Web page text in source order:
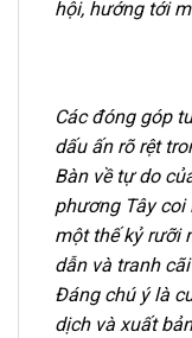
hội, hướng tới
Các đóng góp
dấu ấn rõ rệt
Bàn về tự do
phương Tây
một thế kỷ rưỡi
dẫn và tranh cãi
Đáng chú ý là
dịch và xuất